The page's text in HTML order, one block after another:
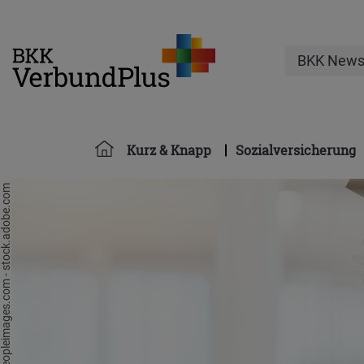
BKK News
Kurz & Knapp Sozialversicherung
©D Theron/peopleimages.com - stock.adobe.com